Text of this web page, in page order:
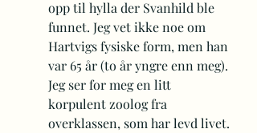
opp til hylla der Svanhild ble
funnet. Jeg vet ikke noe om
Hartvigs fysiske form, men han
var 65 år (to år yngre enn meg).
Jeg ser for meg en litt
korpulent zoolog fra
overklassen, som har levd livet.